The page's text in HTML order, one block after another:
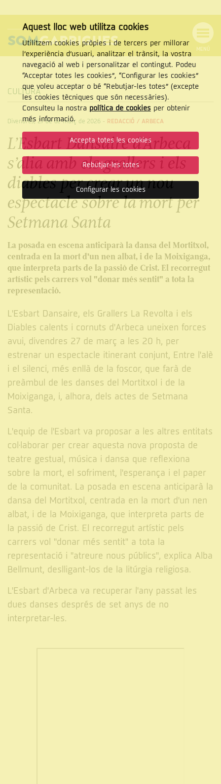
NAVEGACIÓ
MENÚ
Cercar
CERCAR
CULTURA
Divendres, 27 de de març de 2026 - REDACCIÓ / ARBECA
L’Esbart Dansaire d’Arbeca
s’alia amb els grallers i els
diables per crear un nou
espectacle sobre la mort per
Setmana Santa
La posada en escena anticiparà la dansa del Mortitxol,
centrada en la mort d'un nen albat, i de la Moixiganga,
que interpreta parts de la passió de Crist. El recorregut
artístic pels carrers vol "donar més sentit" a tota la
representació.
L'Esbart Dansaire, els Grallers La Revolta i els
Diables calents i cornuts d'Arbeca uneixen forces
avui, divendres 27 de març a les 20 h, per
estrenar un espectacle itinerant conjunt, Entre l'alè
i el silenci, més enllà de la foscor, que farà de
preàmbul de les danses del Mortitxol i de la
Moixiganga, i, alhora, dels actes de Setmana
Santa.
L'equip de l'Esbart va proposar a les altres entitats
col·laborar per crear aquesta nova proposta de
teatre gestual, música i dansa que reflexiona
sobre la mort, el sofriment, l'esperança i el paper
de la comunitat. La posada en escena anticiparà la
dansa del Mortitxol, centrada en la mort d'un nen
albat, i de la Moixiganga, que interpreta parts de
la passió de Crist. El recorregut artístic pels
carrers vol "donar més sentit" a tota la
representació i "atreure nous públics", explica Alba
Bellmunt, deslligant-los de la litúrgia religiosa.
L'Esbart d'Arbeca va recuperar l'any passat les
dues danses després de set anys de no
interpretar-les.
Aquest lloc web utilitza cookies
Utilitzem cookies pròpies i de tercers per millorar
l’experiència d’usuari, analitzar el trànsit, la vostra
navegació al web i personalitzar el contingut. Podeu
“Acceptar totes les cookies”, “Configurar les cookies”
que voleu acceptar o bé “Rebutjar-les totes” (excepte
les cookies tècniques que són necessàries).
Consulteu la nostra política de cookiesper obtenir
més informació.
Accepta totes les cookies
Rebutjar-les totes
Configurar les cookies